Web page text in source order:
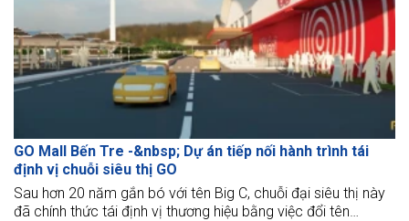
GO Mall Bến Tre -&nbsp; Dự án tiếp nối hành trình tái
định vị chuỗi siêu thị GO
Sau hơn 20 năm gắn bó với tên Big C, chuỗi đại siêu thị này
đã chính thức tái định vị thương hiệu bằng việc đổi tên